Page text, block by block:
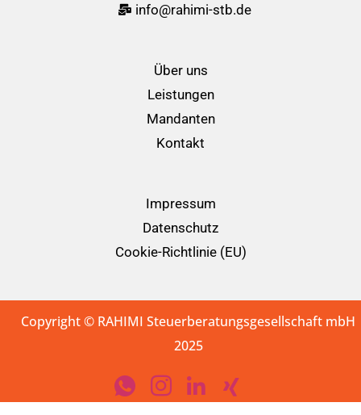
info@rahimi-stb.de
Über uns
Leistungen
Mandanten
Kontakt
Impressum
Datenschutz
Cookie-Richtlinie (EU)
Copyright © RAHIMI Steuerberatungsgesellschaft mbH
2025